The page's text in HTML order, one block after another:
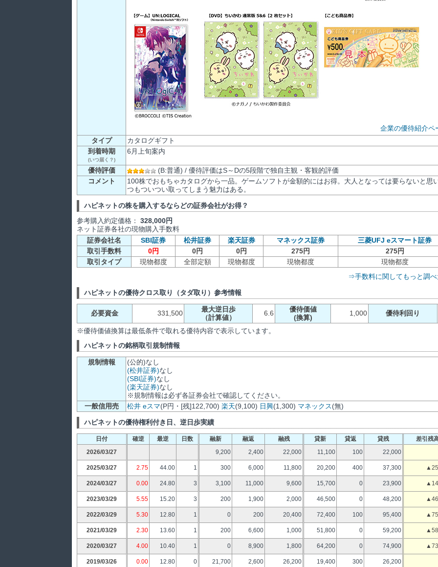
企業の優待紹介ペ
タイプ
カタログギフト
到着時期
(いつ届く？)
6月上旬案内
優待評価
(B:普通) / 優待評価はS～Dの5段階で独自主観・客観的評価
コメント
100株でおもちゃカタログから一品。ゲームソフトが金額的にはお得。大人となっては要らないと思
つもついつい取ってしまう魅力はある。
ハピネットの株を購入するならどの証券会社がお得？
参考購入約定価格： 328,000円
ネット証券各社の現物購入手数料
証券会社名
SBI証券 松井証券 楽天証券 マネックス証券
三菱UFJ eスマート証券
取引手数料
0円 0円 0円 275円
275円
取引タイプ
現物都度 全部定額 現物都度 現物都度
現物都度
⇒手数料に関してもっと調べ
ハピネットの優待クロス取り（タダ取り）参考情報
必要資金 331,500
最大逆日歩
（計算値）
6.6
優待価値
(換算)
1,000 優待利回り
※優待価値換算は最低条件で取れる優待内容で表示しています。
ハピネットの銘柄取引規制情報
規制情報
(公的)なし
(松井証券)なし
(SBI証券)なし
(楽天証券)なし
※規制情報は必ず各証券会社で確認してください。
一般信用売
松井 eスマ(P円・[残]122,700) 楽天(9,100) 日興(1,300) マネックス(無)
ハピネットの優待権利付き日、逆日歩実績
日付 確逆 最逆 日数 融新 融返 融残 貸新 貸返 貸残 差引残
2026/03/27 9,200 2,400 22,000 11,100 100 22,000
2025/03/27 2.75 44.00 1 300 6,000 11,800 20,200 400 37,300
2024/03/27 0.00 24.80 3 3,100 11,000 9,600 15,700 0 23,900
2023/03/29 5.55 15.20 3 200 1,900 2,000 46,500 0 48,200
2022/03/29 5.30 12.80 1 0 200 20,400 72,400 100 95,400
2021/03/29 2.30 13.60 1 200 6,600 1,000 51,800 0 59,200
2020/03/27 4.00 10.40 1 0 8,900 1,800 64,200 0 74,900
2019/03/26 0.00 12.80 0 21,700 2,600 26,200 19,400 300 26,200